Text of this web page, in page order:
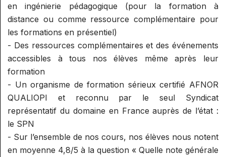
en ingénierie pédagogique (pour la formation à
distance ou comme ressource complémentaire pour
les formations en présentiel)
- Des ressources complémentaires et des événements
accessibles à tous nos élèves même après leur
formation
- Un organisme de formation sérieux certifié AFNOR
QUALIOPI et reconnu par le seul Syndicat
représentatif du domaine en France auprès de l’état :
le SPN
- Sur l’ensemble de nos cours, nos élèves nous notent
en moyenne 4,8/5 à la question « Quelle note générale